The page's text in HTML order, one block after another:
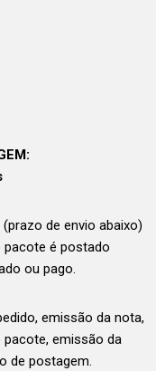
de envio abaixo)
pacote é postado
ou pago.
emissão da nota,
emissão da
de postagem.